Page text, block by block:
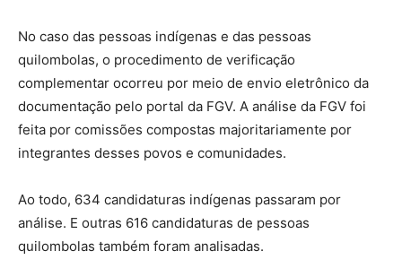
No caso das pessoas indígenas e das pessoas
quilombolas, o procedimento de verificação
complementar ocorreu por meio de envio eletrônico da
documentação pelo portal da FGV. A análise da FGV foi
feita por comissões compostas majoritariamente por
integrantes desses povos e comunidades.
Ao todo, 634 candidaturas indígenas passaram por
análise. E outras 616 candidaturas de pessoas
quilombolas também foram analisadas.